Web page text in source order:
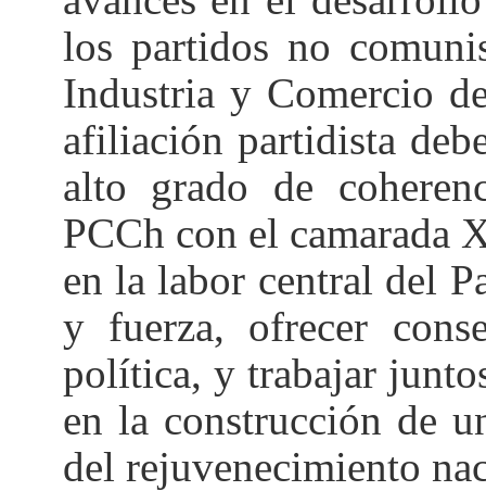
los partidos no
Industria y Comercio
afiliación partidista
alto grado de
PCCh con el camarada
en la labor central del
y fuerza, ofrecer
política, y trabajar
en la construcción de
del rejuvenecimiento